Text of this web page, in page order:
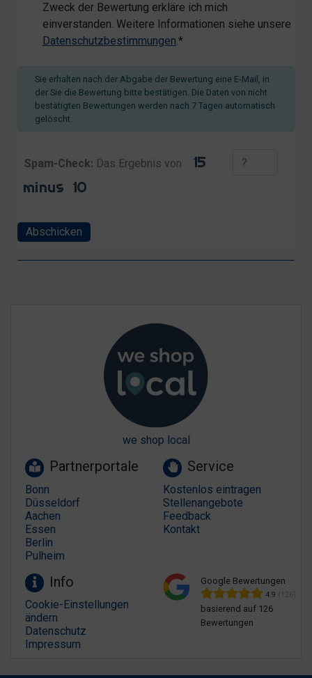
Zweck der Bewertung erkläre ich mich
einverstanden. Weitere Informationen siehe unsere
Datenschutzbestimmungen.*
Sie erhalten nach der Abgabe der Bewertung eine E-Mail, in
der Sie die Bewertung bitte bestätigen. Die Daten von nicht
bestätigten Bewertungen werden nach 7 Tagen automatisch
gelöscht.
Spam-Check: Das Ergebnis von
Abschicken
we shop local
Partnerportale
Bonn
Düsseldorf
Aachen
Essen
Berlin
Pulheim
Service
Kostenlos eintragen
Stellenangebote
Feedback
Kontakt
Info
Cookie-Einstellungen
ändern
Datenschutz
Impressum
Google Bewertungen
4.9 (126)
basierend auf 126
Bewertungen